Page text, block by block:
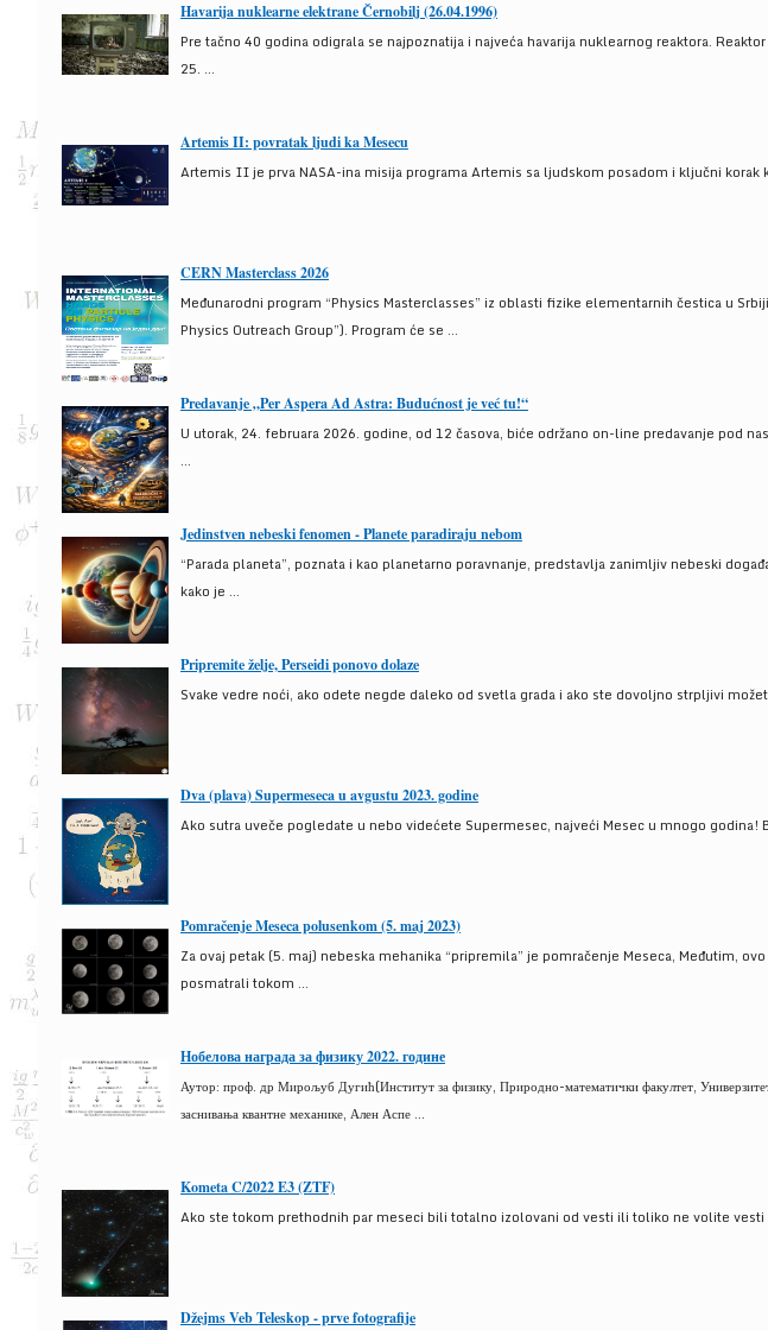
Havarija nuklearne elektrane Černobilj (26.04.1996)
Pre tačno 40 godina odigrala se najpoznatija i najveća havarija nuklearnog reaktora.
25. ...
Artemis II: povratak ljudi ka Mesecu
Artemis II je prva NASA-ina misija programa Artemis sa ljudskom posadom i ključni
CERN Masterclass 2026
Međunarodni program “Physics Masterclasses” iz oblasti fizike elementarnih čestica u
Physics Outreach Group”). Program će se ...
Predavanje „Per Aspera Ad Astra: Budućnost je već tu!“
U utorak, 24. februara 2026. godine, od 12 časova, biće održano on-line predavanje pod
...
Jedinstven nebeski fenomen - Planete paradiraju nebom
“Parada planeta”, poznata i kao planetarno poravnanje, predstavlja zanimljiv nebeski
kako je ...
Pripremite želje, Perseidi ponovo dolaze
Svake vedre noći, ako odete negde daleko od svetla grada i ako ste dovoljno strpljivi
Dva (plava) Supermeseca u avgustu 2023. godine
Ako sutra uveče pogledate u nebo videćete Supermesec, najveći Mesec u mnogo
Pomračenje Meseca polusenkom (5. maj 2023)
Za ovaj petak (5. maj) nebeska mehanika “pripremila” je pomračenje Meseca, Međutim,
posmatrali tokom ...
Нобелова награда за физику 2022. године
Аутор: проф. др Мирољуб Дугић(Институт за физику, Природно-математички факултет,
заснивања квантне механике, Ален Аспе ...
Kometa C/2022 E3 (ZTF)
Ako ste tokom prethodnih par meseci bili totalno izolovani od vesti ili toliko ne volite
Džejms Veb Teleskop - prve fotografije